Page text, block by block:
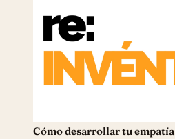
Cómo desarrollar tu empatía